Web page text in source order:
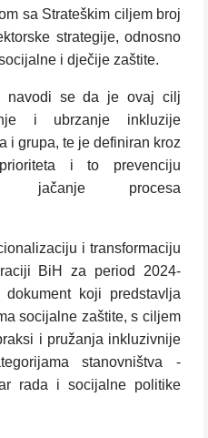
sa Strateškim ciljem broj
strategije, odnosno
i dječije zaštite.
navodi se da je ovaj cilj
i ubrzanje inkluzije
i grupa, te je definiran kroz
i to prevenciju
i jačanje procesa
i transformaciju
BiH za period 2024-
koji predstavlja
socijalne zaštite, s ciljem
i pružanja inkluzivnije
stanovništva -
rada i socijalne politike